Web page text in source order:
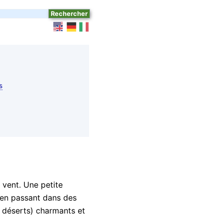
Une petite
passant dans des
charmants et